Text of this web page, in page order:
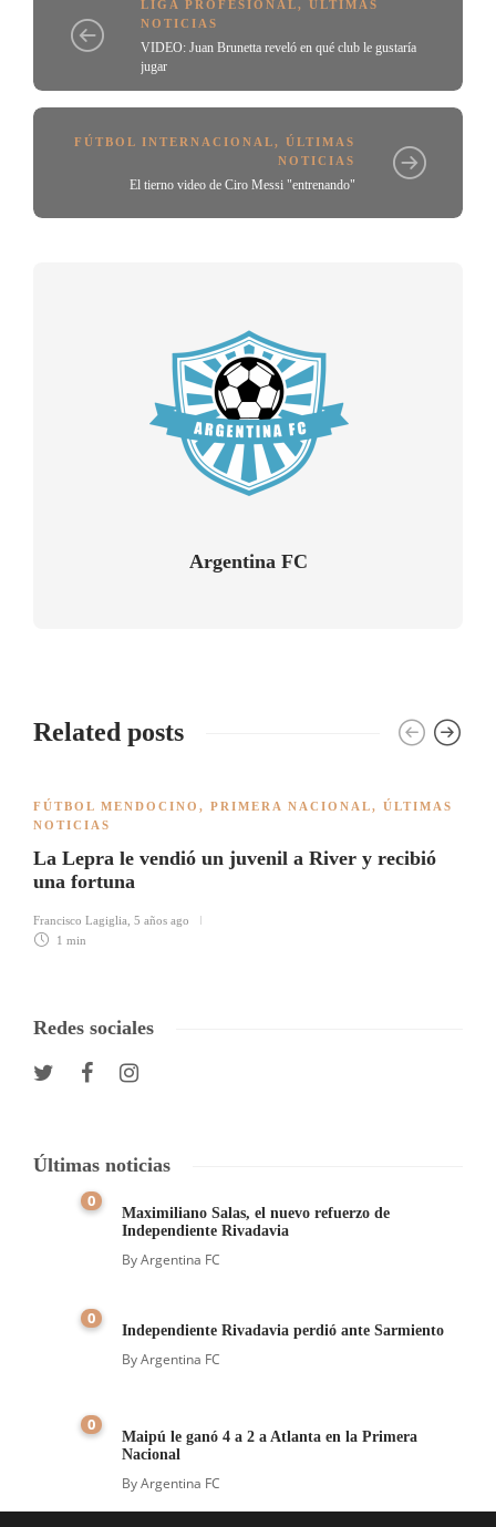
LIGA PROFESIONAL, ÚLTIMAS
NOTICIAS
VIDEO: Juan Brunetta reveló en qué club le gustaría
jugar
FÚTBOL INTERNACIONAL, ÚLTIMAS
NOTICIAS
El tierno video de Ciro Messi "entrenando"
Argentina FC
Related posts
FÚTBOL MENDOCINO , PRIMERA NACIONAL, ÚLTIMAS
NOTICIAS
La Lepra le vendió un juvenil a River y recibió
una fortuna
Francisco Lagiglia 5 años ago
1 min
Redes sociales
Últimas noticias
0
Maximiliano Salas, el nuevo refuerzo de
Independiente Rivadavia
ByArgentina FC
0
Independiente Rivadavia perdió ante Sarmiento
ByArgentina FC
0
Maipú le ganó 4 a 2 a Atlanta en la Primera
Nacional
ByArgentina FC